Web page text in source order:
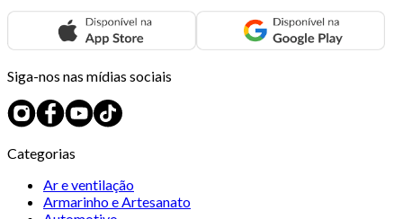
Siga-nos nas mídias sociais
Categorias
Ar e ventilação
Armarinho e Artesanato